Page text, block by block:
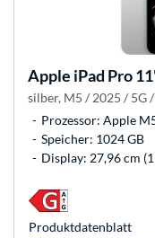
Apple iPad Pro
silber, M5 / 2025 / 5G
Prozessor: Apple
Speicher: 1024 GB
Display: 27,96 cm
Produkt­datenblatt